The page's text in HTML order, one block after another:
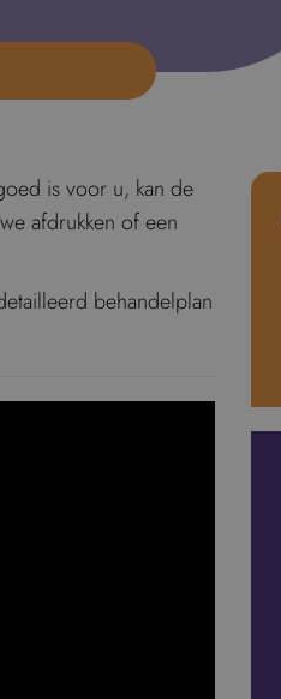
is voor u, kan de
afdrukken of een
behandelplan